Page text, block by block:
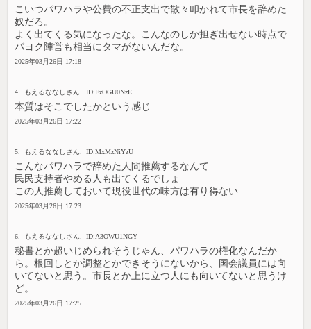
こいつパワハラや公費の不正支出で散々叩かれて市長を辞めた
奴だろ。
よく出てくる気になったな。こんなのしか担ぎ出せない時点で
パヨク陣営も相当にタマがないんだな。
2025年03月26日 17:18
4. もえるななしさん. ID:EzOGU0NzE
本質はそこでしたかという感じ
2025年03月26日 17:22
5. もえるななしさん. ID:MxMzNiYzU
こんなパワハラで辞めた人間推薦するなんて
民民支持者やめる人も出てくるでしょ
この人推薦しておいて現役世代の味方は有り得ない
2025年03月26日 17:23
6. もえるななしさん. ID:A3OWU1NGY
秘書とか超いじめられそうじゃん、パワハラの権化なんだか
ら。根回しとか調整とかできそうにないから、国会議員には向
いてないと思う。市長とか上に立つ人にも向いてないと思うけ
ど。
2025年03月26日 17:25